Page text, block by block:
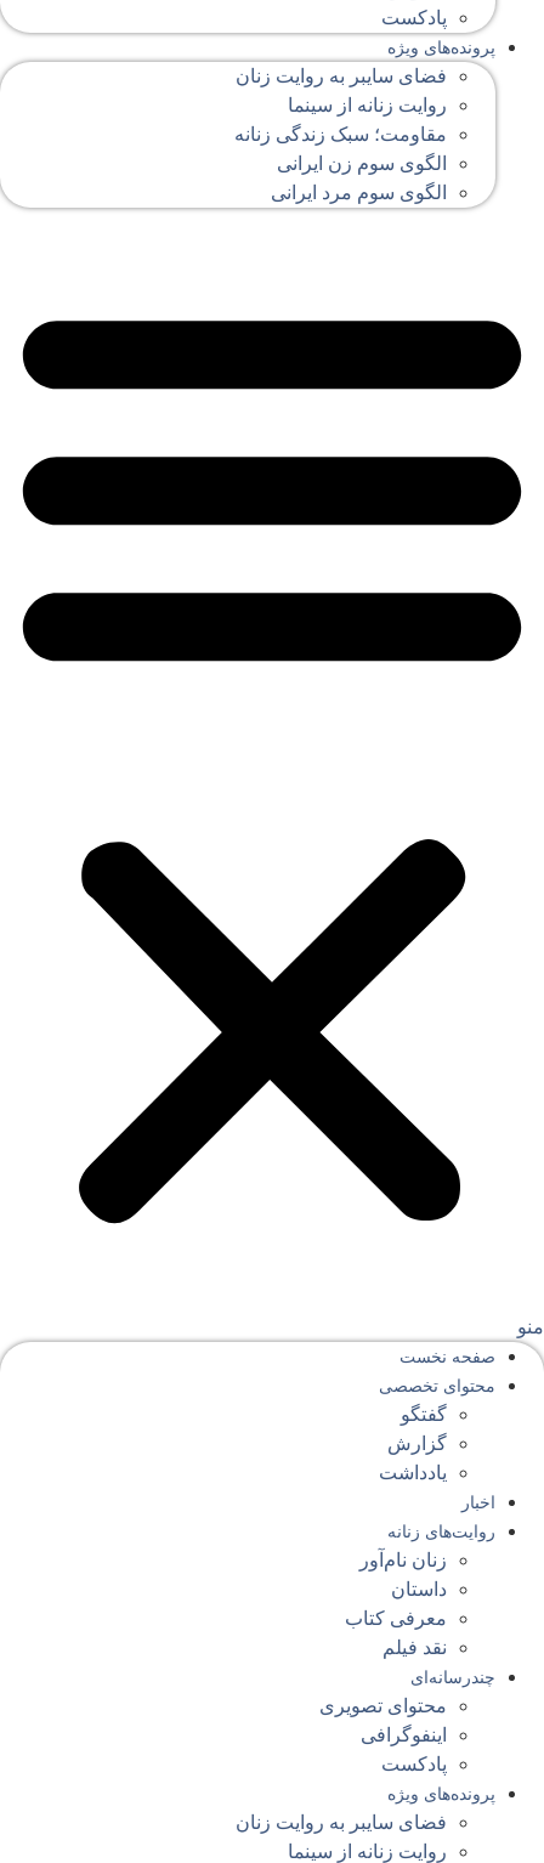
پادکست
پرونده‌های ویژه
فضای سایبر به روایت زنان
روایت زنانه از سینما
مقاومت؛ سبک زندگی زنانه
الگوی سوم زن ایرانی
الگوی سوم مرد ایرانی
صفحه‌ نخست
محتوای‌ تخصصی
گفتگو
گزارش
یادداشت
اخبار
روایت‌های زنانه
زنان نام‌آور
داستان
معرفی کتاب
نقد فیلم
چندرسانه‌ای
محتوای تصویری
اینفوگرافی
پادکست
پرونده‌های ویژه
فضای سایبر به روایت زنان
روایت زنانه از سینما